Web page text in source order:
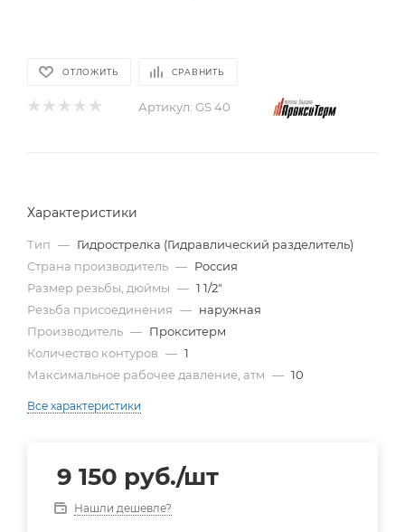
ОТЛОЖИТЬ СРАВНИТЬ
Артикул: GS 40
Характеристики
Тип — Гидрострелка (Гидравлический разделитель)
Страна производитель — Россия
Размер резьбы, дюймы — 1 1/2"
Резьба присоединения — наружная
Производитель — Прокситерм
Количество контуров — 1
Максимальное рабочее давление, атм — 10
Все характеристики
9 150 руб./шт
Нашли дешевле?